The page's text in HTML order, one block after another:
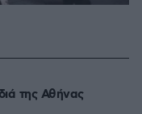
της Αθήνας